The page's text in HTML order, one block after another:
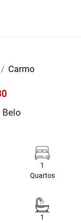
Carmo
Belo
1
Quartos
1